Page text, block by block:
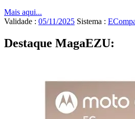
Mais aqui...
Validade : 05/11/2025 Sistema :
Destaque MagaEZU: